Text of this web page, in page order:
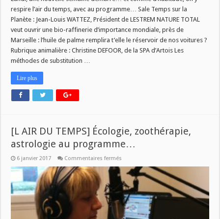
respire l’air du temps, avec au programme… Sale Temps sur la
Planète : Jean-Louis WATTEZ, Président de LESTREM NATURE TOTAL
veut ouvrir une bio-raffinerie d’importance mondiale, près de
Marseille : l’huile de palme remplira t’elle le réservoir de nos voitures ?
Rubrique animalière : Christine DEFOOR, de la SPA d’Artois Les
méthodes de substitution …
Lire plus
[L AIR DU TEMPS] Écologie, zoothérapie,
astrologie au programme…
6 janvier 2017 Commentaires fermés
AIR
DU
TEMPS]
Écologie,
zoothérapie,
astrologie
au
programme…